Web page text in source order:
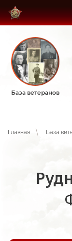
База ветеранов
Главная База